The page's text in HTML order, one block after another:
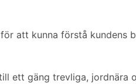
att kunna förstå kundens
ett gäng trevliga,